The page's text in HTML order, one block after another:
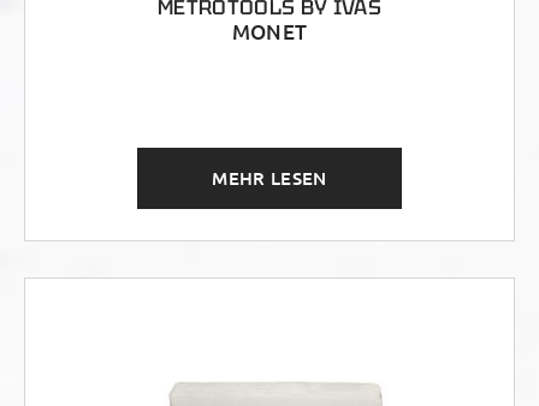
METROTOOLS BY IVAS
MONET
MEHR LESEN